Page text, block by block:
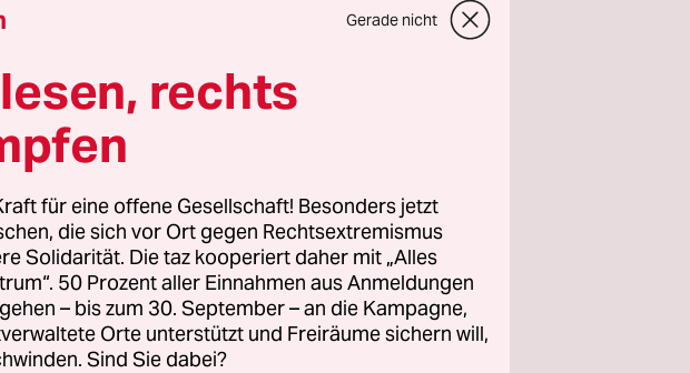
die hoch favorisierten
Punkt, weil sie sich im
ein Eigentor haben
Gerade nicht
rechts
für eine offene Gesellschaft! Besonders jetzt
die sich vor Ort gegen Rechtsextremismus
Solidarität. Die taz kooperiert daher mit „Alles
50 Prozent aller Einnahmen aus Anmeldungen
– bis zum 30. September – an die Kampagne,
Orte unterstützt und Freiräume sichern will,
Sind Sie dabei?